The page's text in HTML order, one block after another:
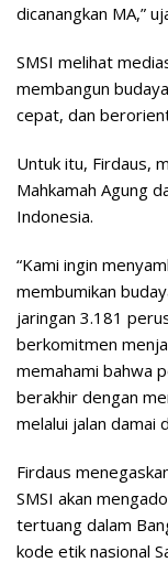
dicanangkan MA,”
SMSI melihat
membangun
cepat, dan
Untuk itu, Firdaus,
Mahkamah Agung
Indonesia.
“Kami ingin
membumikan
jaringan 3.181
berkomitmen
memahami bahwa
berakhir dengan
melalui jalan damai
Firdaus
SMSI akan
tertuang dalam
kode etik nasional